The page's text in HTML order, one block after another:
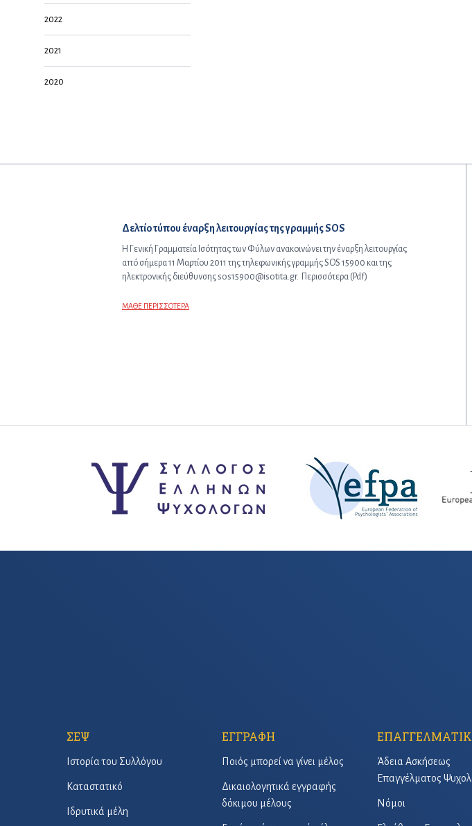
2022
2021
2020
Προηγούμενο άρθρο:
Δελτίο τύπου έναρξη λειτουργίας της γραμμής SOS
Η Γενική Γραμματεία Ισότητας των Φύλων ανακοινώνει την έναρξη λειτουργίας
από σήμερα 11 Μαρτίου 2011 της τηλεφωνικής γραμμής SOS 15900 και της
ηλεκτρονικής διεύθυνσης sos15900@isotita.gr. Περισσότερα (Pdf)
ΜΑΘΕ ΠΕΡΙΣΣΟΤΕΡΑ
ΣΕΨ
Ιστορία του Συλλόγου
Καταστατικό
Ιδρυτικά μέλη
ΕΓΓΡΑΦΗ
Ποιός μπορεί να γίνει μέλος
Δικαιολογητικά εγγραφής
δόκιμου μέλους
Άδεια Ασκήσεως
Επαγγέλματος
Νόμοι